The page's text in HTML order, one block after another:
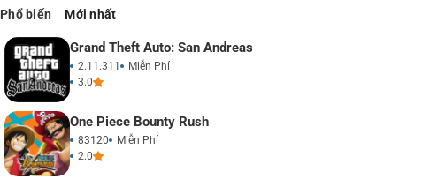
Phổ biến Mới nhất
Grand Theft Auto: San Andreas
2.11.311
Miễn Phí
3.0
One Piece Bounty Rush
83120
Miễn Phí
2.0